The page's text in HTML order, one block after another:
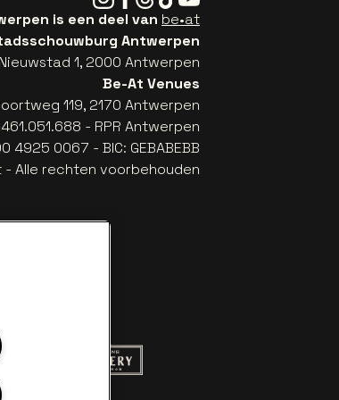
is een deel van be•at
Antwerpen
Nieuwstad 1, 2000 Antwerpen
Be-At Venues
119, 2170 Antwerpen
- RPR Antwerpen
4925 0067 - BIC: GEBABEBB
- Alle rechten voorbehouden
Red Bull
van Het logo van Aperol